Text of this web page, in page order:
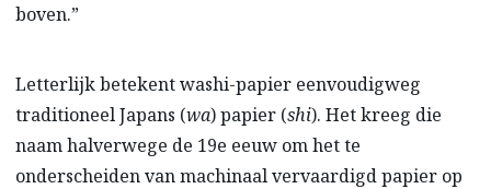
boven.”
Letterlijk betekent washi-papier eenvoudigweg
traditioneel Japans (wa) papier (shi). Het kreeg die
naam halverwege de 19e eeuw om het te
onderscheiden van machinaal vervaardigd papier op